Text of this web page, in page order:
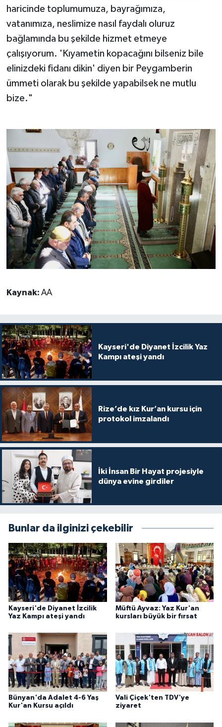
haricinde toplumumuza, bayrağımıza,
vatanımıza, neslimize nasıl faydalı oluruz
bağlamında bu şekilde hizmet etmeye
çalışıyorum. 'Kıyametin kopacağını bilseniz bile
elinizdeki fidanı dikin' diyen bir Peygamberin
ümmeti olarak bu şekilde yapabilsek ne mutlu
bize."
Kaynak: AA
Kayseri'de Diyanet İzcilik Yaz
Kampı ateşi yandı
Rize’de kız Kur’an kursu için
protokol imzalandı
İki İnsan Bir Hayat projesiyle
dünya evine girdiler
Bunlar da ilginizi çekebilir
Kayseri'de Diyanet İzcilik
Yaz Kampı ateşi yandı
Müftü Ayvaz: Yaz Kur'an
kursları büyük bir fırsat
Bünyan'da Adalet 4-6 Yaş
Kur'an Kursu açıldı
Vali Çiçek'ten TDV'ye
ziyaret
Uşak Müftülüğü
Van Müftülüğü
Yalova Müftülüğü
Yozgat Müftülüğü